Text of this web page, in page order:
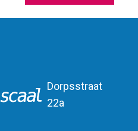
Dorpsstraat
22a